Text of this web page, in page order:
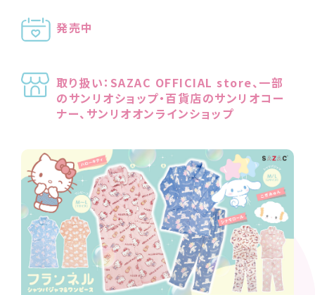
発売中
取り扱い：SAZAC OFFICIAL store、一部
のサンリオショップ・百貨店のサンリオコー
ナー、サンリオオンラインショップ